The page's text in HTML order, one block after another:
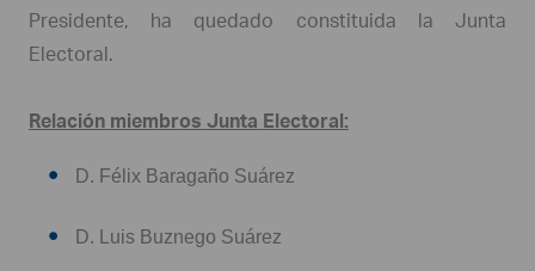
Presidente, ha quedado constituida la Junta
Electoral.
Relación miembros Junta Electoral:
D. Félix Baragaño Suárez
D. Luis Buznego Suárez